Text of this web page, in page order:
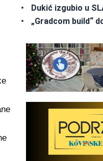
Dukić izgubio u
„Gradcom build“